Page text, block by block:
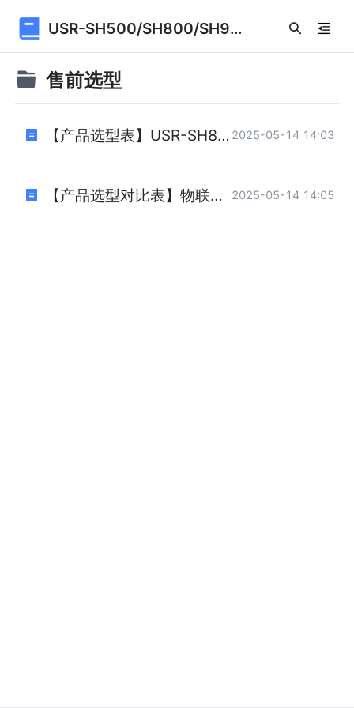
USR-SH500/SH800/SH900
售前选型
【产品选型表】USR-SH800 2025-05-14 14:03
【产品选型对比表】物联网控制器 2025-05-14 14:05